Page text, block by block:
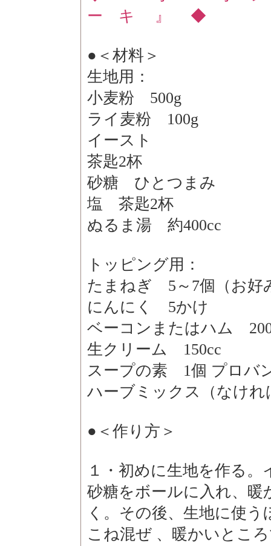
ー キ 』 ◆
●＜材料＞
生地用：
小麦粉 500g
ライ麦粉 100g
イースト
茶匙2杯
砂糖 ひとつまみ
塩 茶匙2杯
ぬるま湯 約400cc
トッピング用：
たまねぎ 5～7個（お好
にんにく 5かけ
ベーコンまたはハム
生クリーム 150cc
スープの素 1個 プロバ
ハーブミックス（なけ
●＜作り方＞
１・初めに生地を作る
砂糖をボールに入れ、暖
く。その後、生地に使
こね混ぜ 、暖かいとこ